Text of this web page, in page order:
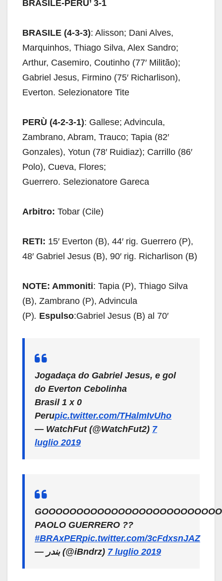
BRASILE-PERU’ 3-1
BRASILE (4-3-3): Alisson; Dani Alves,
Marquinhos, Thiago Silva, Alex Sandro;
Arthur, Casemiro, Coutinho (77′ Militão);
Gabriel Jesus, Firmino (75′ Richarlison),
Everton. Selezionatore Tite
PERÙ (4-2-3-1): Gallese; Advincula,
Zambrano, Abram, Trauco; Tapia (82′
Gonzales), Yotun (78′ Ruidiaz); Carrillo (86′
Polo), Cueva, Flores;
Guerrero. Selezionatore Gareca
Arbitro: Tobar (Cile)
RETI: 15′ Everton (B), 44′ rig. Guerrero (P),
48′ Gabriel Jesus (B), 90′ rig. Richarlison (B)
NOTE: Ammoniti: Tapia (P), Thiago Silva
(B), Zambrano (P), Advincula
(P). Espulso:Gabriel Jesus (B) al 70′
Jogadaça do Gabriel Jesus, e gol
do Everton Cebolinha
Brasil 1 x 0
Perupic.twitter.com/THalmIvUho
— WatchFut (@WatchFut2) 7
luglio 2019
PAOLO GUERRERO ??
#BRAxPERpic.twitter.com/3cFdxsnJAZ
— بندر (@iBndrz) 7 luglio 2019